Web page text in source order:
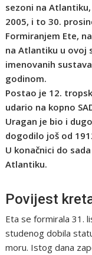
sezoni na
2005, i to 30.
Formiranjem Ete,
na Atlantiku u ovoj
imenovanih
godinom.
Postao je 12.
udario na kopno
Uragan je bio i
dogodilo još od
U konačnici do
Atlantiku.
Povijest
Eta se formirala 31.
studenog dobila
moru. Istog dana